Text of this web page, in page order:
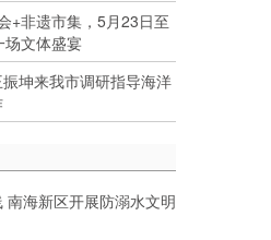
+非遗市集，5月23日至
场文体盛宴
坤来我市调研指导海洋
南海新区开展防溺水文明